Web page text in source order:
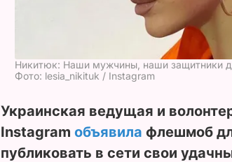
Никитюк: Наши мужчины, наши защитники
Фото: lesia_nikituk / Instagram
Украинская ведущая и
Instagram объявила флешмоб
публиковать в сети свои